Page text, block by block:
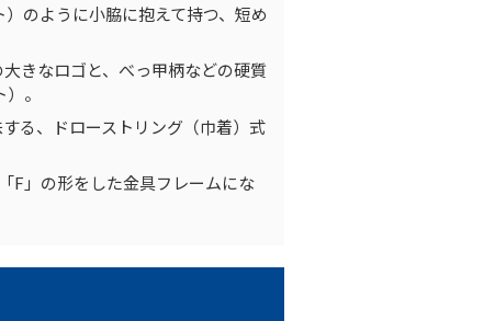
のように小脇に抱えて持つ、短め
大きなロゴと、べっ甲柄などの硬質
。
する、ドローストリング（巾着）式
F」の形をした金具フレームにな